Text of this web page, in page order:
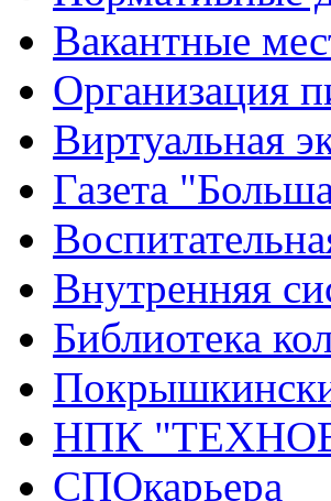
Вакантные
Организация
Виртуальная
Газета
Внутренняя
Библиотека
НПК
СПОкарьера